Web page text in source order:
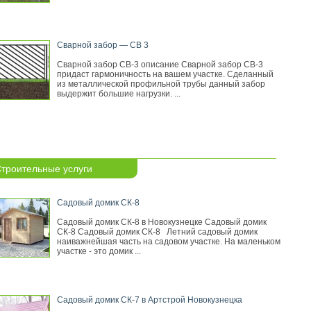
Сварной забор — СВ 3
Сварной забор СВ-3 описание Сварной забор СВ-3
придаст гармоничность на вашем участке. Сделанный
из металлической профильной трубы данный забор
выдержит большие нагрузки. ...
услуги
Садовый домик СК-8
Садовый домик СК-8 в Новокузнецке Садовый домик
СК-8 Садовый домик СК-8 Летний садовый домик
наиважнейшая часть на садовом участке. На маленьком
участке - это домик ...
Садовый домик СК-7 в Артстрой Новокузнецка